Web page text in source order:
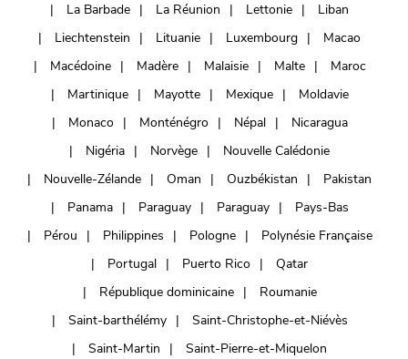
La Barbade
La Réunion Lettonie
Liban
Liechtenstein
Lituanie Luxembourg
Macao
Macédoine
Madère Malaisie Malte
Maroc
Martinique
Mayotte Mexique
Moldavie
Monaco
Monténégro Népal
Nicaragua
Nigéria
Norvège
Nouvelle Calédonie
Nouvelle-Zélande
Oman Ouzbékistan
Pakistan
Panama
Paraguay Paraguay
Pays-Bas
Pérou
Philippines Pologne
Polynésie Française
Portugal
Puerto Rico
Qatar
République dominicaine
Roumanie
Saint-barthélémy
Saint-Christophe-et-Niévès
Saint-Martin
Saint-Pierre-et-Miquelon